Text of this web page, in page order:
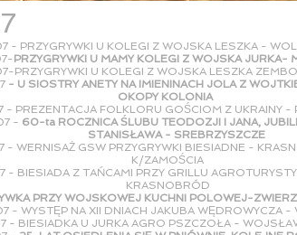
- PRZYGRYWKI U KOLEGI Z WOJSKA LESZKA -
PRZYGRYWKI U MAMY KOLEGI Z WOJSKA JURKA-
PRZYGRYWKI U KOLEGI Z WOJSKA LESZKA
- U SIOSTRY ANETY NA IMIENINACH JOLA Z
KOLONIA
- PREZENTACJA FOLKLORU GOŚCIOM Z UKRAINY -
- 60-ta ROCZNICA ŚLUBU TEODOZJI I JANA,
- SREBRZYSZCZE
- WERNISAŻ GSW PRZYGRYWKI BIESIADNE -
- BIESIADA Z TAŃCAMI PRZY GRILLU
PRZY WOJSKOWEJ KUCHNI POLOWEJ-
- WYSTĘP NA XII DNIACH JAKUBA WĘDROWYCZA -
- BIESIADKA U JURKA AGRO PSZCZOŁA -